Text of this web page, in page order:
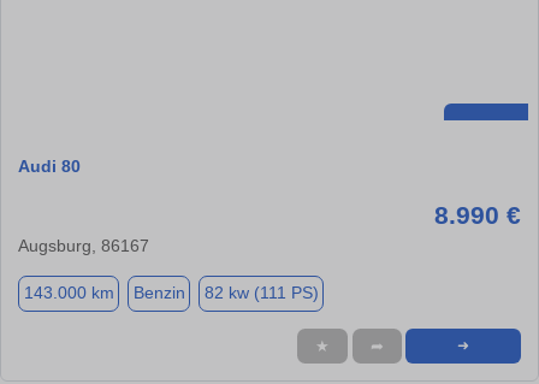
Audi 80
8.990 €
Augsburg, 86167
143.000 km Benzin 82 kw (111 PS)
★ ➦ ➜